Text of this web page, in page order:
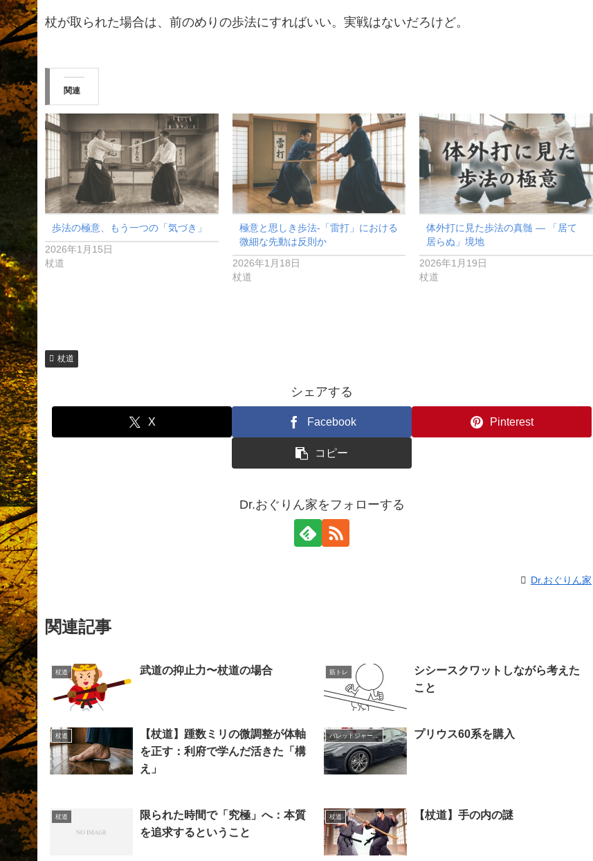
杖が取られた場合は、前のめりの歩法にすればいい。実戦はないだろけど。
関連
歩法の極意、もう一つの「気づき」
2026年1月15日
杖道
極意と思しき歩法-「雷打」における
微細な先動は反則か
2026年1月18日
杖道
体外打に見た歩法の真髄 ― 「居て
居らぬ」境地
2026年1月19日
杖道
杖道
シェアする
X Facebook Pinterest
コピー
Dr.おぐりん家をフォローする
Dr.おぐりん家
関連記事
杖道 武道の抑止力〜杖道の場合 筋トレ
シシースクワットしながら考えた
こと
杖道
【杖道】踵数ミリの微調整が体軸
を正す：利府で学んだ活きた「構
え」
バレットジャーナル プリウス60系を購入
杖道
限られた時間で「究極」へ：本質
を追求するということ
杖道 【杖道】手の内の謎